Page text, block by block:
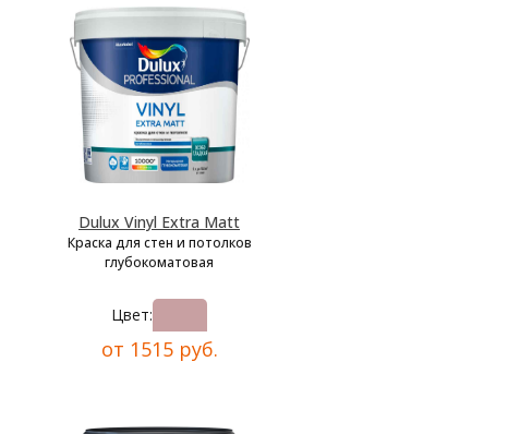
Dulux Vinyl Extra Matt
Краска для стен и потолков
глубокоматовая
Цвет:
от 1515 руб.